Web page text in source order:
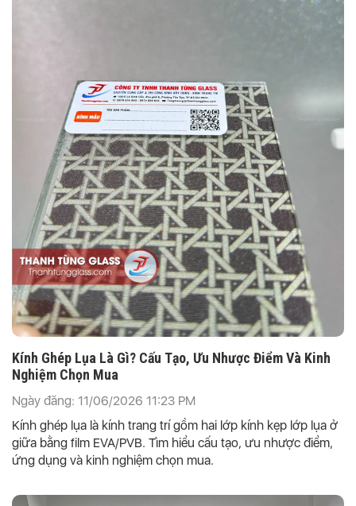
Kính Ghép Lụa Là Gì? Cấu Tạo, Ưu Nhược Điểm Và Kinh
Nghiệm Chọn Mua
Ngày đăng: 11/06/2026 11:23 PM
Kính ghép lụa là kính trang trí gồm hai lớp kính kẹp lớp lụa ở
giữa bằng film EVA/PVB. Tìm hiểu cấu tạo, ưu nhược điểm,
ứng dụng và kinh nghiệm chọn mua.